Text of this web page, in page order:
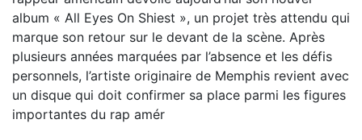
album « All Eyes On Shiest », un projet très attendu qui
marque son retour sur le devant de la scène. Après
plusieurs années marquées par l’absence et les défis
personnels, l’artiste originaire de Memphis revient avec
un disque qui doit confirmer sa place parmi les figures
importantes du rap amér